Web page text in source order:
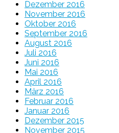
Dezember 2016
November 2016
Oktober 2016
September 2016
August 2016
Juli 2016
Juni 2016
Mai 2016
April 2016
März 2016
Februar 2016
Januar 2016
Dezember 2015
November 2015